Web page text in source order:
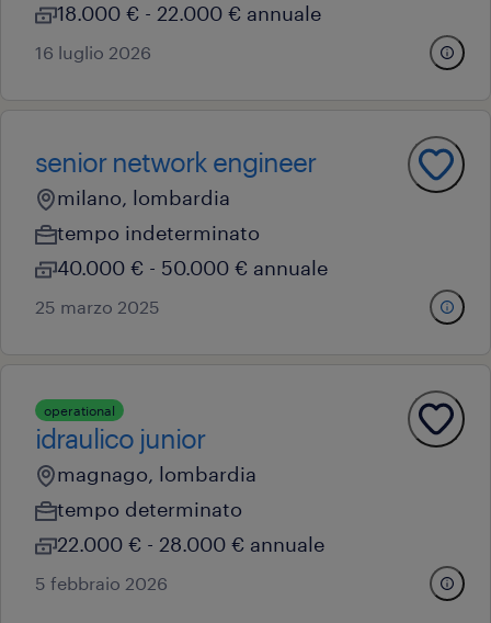
18.000 € - 22.000 € annuale
16 luglio 2026
senior network engineer
milano, lombardia
tempo indeterminato
40.000 € - 50.000 € annuale
25 marzo 2025
operational
idraulico junior
magnago, lombardia
tempo determinato
22.000 € - 28.000 € annuale
5 febbraio 2026